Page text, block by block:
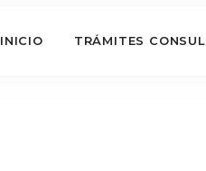
INICIO TRÁMITES